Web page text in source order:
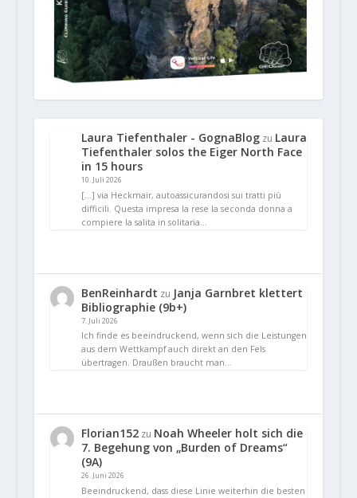
Laura Tiefenthaler - GognaBlogzu Laura
Tiefenthaler solos the Eiger North Face
in 15 hours
10. Juli 2026
[…] via Heckmair, autoassicurandosi sui tratti più
difficili. Questa impresa la rese la seconda donna a
compiere la salita in solitaria…
BenReinhardt zu Janja Garnbret klettert
Bibliographie (9b+)
7. Juli 2026
Ich finde es beeindruckend, wenn sich die Leistungen
aus dem Wettkampf auch direkt an den Fels
übertragen. Draußen braucht man…
Florian152zu Noah Wheeler holt sich die
7. Begehung von „Burden of Dreams“
(9A)
26. Juni 2026
Beeindruckend, dass diese Linie weiterhin die besten